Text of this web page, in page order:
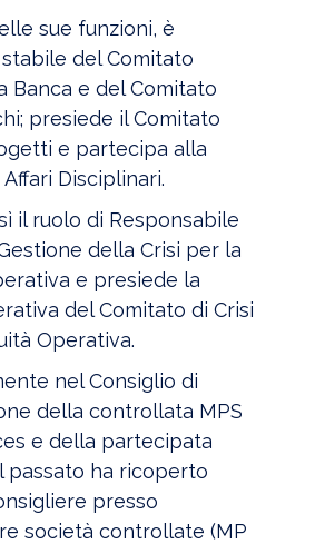
sue funzioni, è
del Comitato
Banca e del Comitato
presiede il Comitato
e partecipa alla
Disciplinari.
il ruolo di Responsabile
della Crisi per la
e presiede la
del Comitato di Crisi
Operativa.
nel Consiglio di
della controllata MPS
e della partecipata
passato ha ricoperto
presso
società controllate (MP